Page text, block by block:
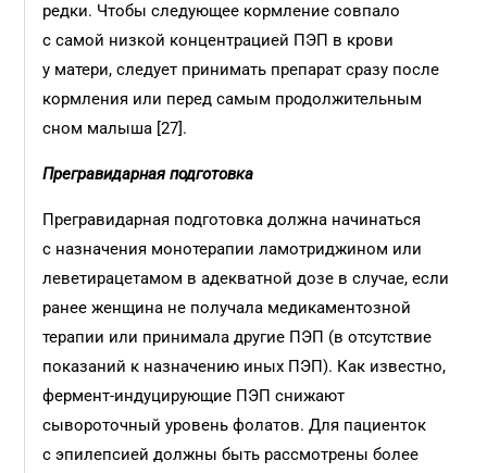
редки. Чтобы следующее кормление совпало
с самой низкой концентрацией ПЭП в крови
у матери, следует принимать препарат сразу после
кормления или перед самым продолжительным
сном малыша [27].
Прегравидарная подготовка
Прегравидарная подготовка должна начинаться
с назначения монотерапии ламотриджином или
леветирацетамом в адекватной дозе в случае, если
ранее женщина не получала медикаментозной
терапии или принимала другие ПЭП (в отсутствие
показаний к назначению иных ПЭП). Как известно,
фермент-индуцирующие ПЭП снижают
сывороточный уровень фолатов. Для пациенток
с эпилепсией должны быть рассмотрены более